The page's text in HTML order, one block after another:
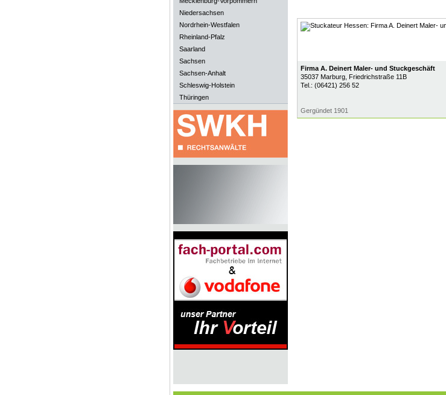
Niedersachsen
Nordrhein-Westfalen
Rheinland-Pfalz
Saarland
Sachsen
Sachsen-Anhalt
Schleswig-Holstein
Thüringen
Firma A. Deinert Maler- und Stuckgeschäft
35037 Marburg, Friedrichstraße 11B
Tel.: (06421) 256 52
Gergündet 1901